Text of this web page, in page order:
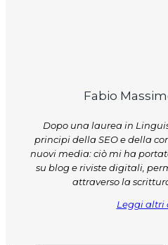
Fabio
Dopo una laurea in
principi della SEO e della
nuovi media: ciò mi ha
su blog e riviste digitali,
attraverso la
Leggi altri